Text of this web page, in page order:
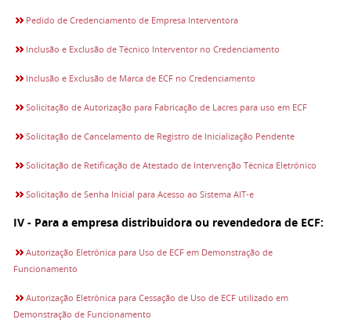
Pedido de Credenciamento de Empresa Interventora
Inclusão e Exclusão de Técnico Interventor no Credenciamento
Inclusão e Exclusão de Marca de ECF no Credenciamento
Solicitação de Autorização para Fabricação de Lacres para uso em ECF
Solicitação de Cancelamento de Registro de Inicialização Pendente
Solicitação de Retificação de Atestado de Intervenção Técnica Eletrônico
Solicitação de Senha Inicial para Acesso ao Sistema AIT-e
IV - Para a empresa distribuidora ou revendedora de ECF:
Autorização Eletrônica para Uso de ECF em Demonstração de
Funcionamento
Autorização Eletrônica para Cessação de Uso de ECF utilizado em
Demonstração de Funcionamento